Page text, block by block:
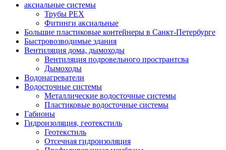
аксиальные системы
Трубы PEX
Фитинги аксиальные
Большие пластиковые контейнеры в Санкт-Петербурге
Быстровозводимые здания
Вентиляция дома, дымоходы
Вентиляция подровельного пространтсва
Дымоходы
Водонагреватели
Водосточные системы
Металлические водосточные системы
Пластиковые водосточные системы
Габионы
Гидроизоляция, геотекстиль
Геотекстиль
Отсечная гидроизоляция